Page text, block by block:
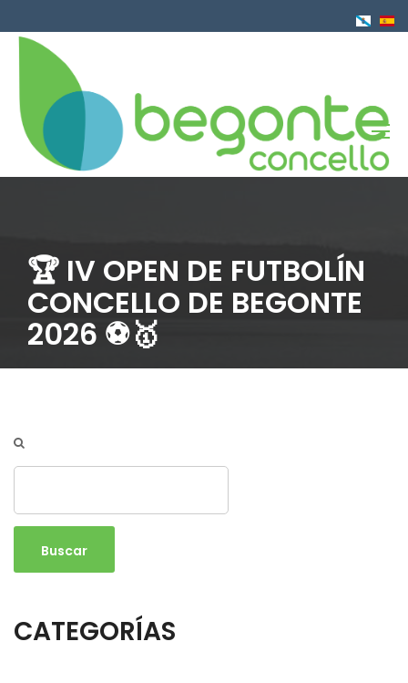
al
contenido
🏆 IV OPEN DE FUTBOLÍN
CONCELLO DE BEGONTE
2026 ⚽️🥇
CATEGORÍAS